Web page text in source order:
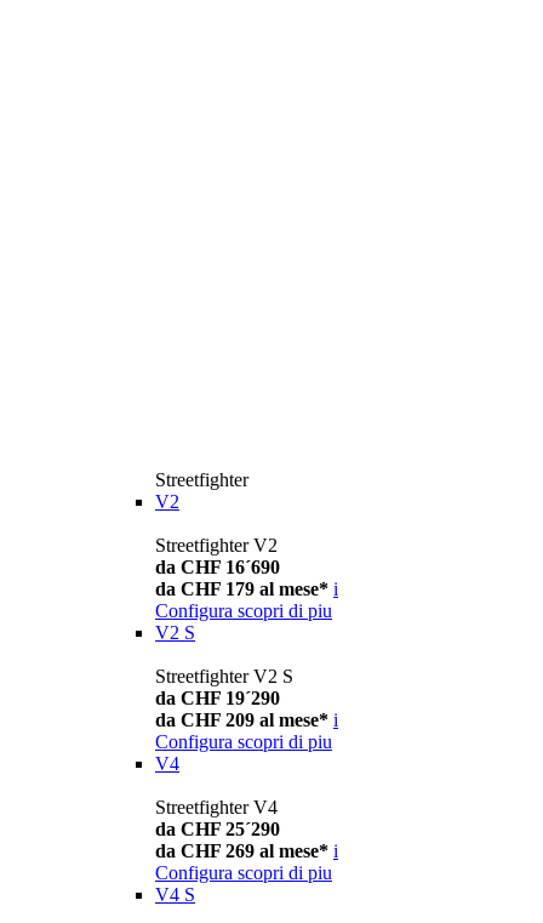
Streetfighter
V2
Streetfighter V2
da CHF 16´690
da CHF 179 al mese* i
Configura scopri di piu
V2 S
Streetfighter V2 S
da CHF 19´290
da CHF 209 al mese* i
Configura scopri di piu
V4
Streetfighter V4
da CHF 25´290
da CHF 269 al mese* i
Configura scopri di piu
V4 S